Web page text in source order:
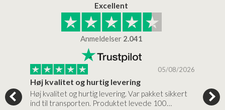
Excellent
Anmeldelser 2.041
05/08/2026
Høj kvalitet og hurtig levering
Høj kvalitet og hurtig levering. Var pakket sikkert
ind til transporten. Produktet levede 100…